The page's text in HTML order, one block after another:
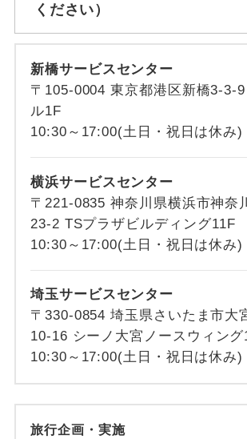
ください）
新橋サービスセンター
〒105-0004 東京都港区新橋3-3-
ル1F
10:30～17:00(土日・祝日は休み)
横浜サービスセンター
〒221-0835 神奈川県横浜市神奈
23-2 TSプラザビルディング11F
10:30～17:00(土日・祝日は休み)
埼玉サービスセンター
〒330-0854 埼玉県さいたま市大
10-16 シーノ大宮ノースウィング
10:30～17:00(土日・祝日は休み)
旅行企画・実施